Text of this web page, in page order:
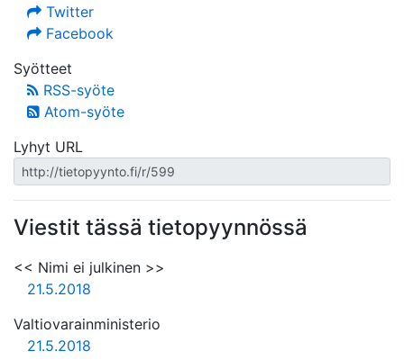
Twitter
Facebook
Syötteet
RSS-syöte
Atom-syöte
Lyhyt URL
Viestit tässä tietopyynnössä
<< Nimi ei julkinen >>
21.5.2018
Valtiovarainministerio
21.5.2018